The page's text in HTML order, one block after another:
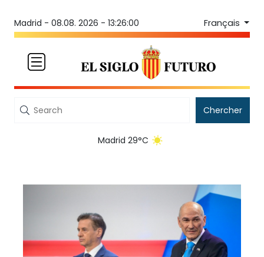
Madrid - 08.08. 2026 - 13:26:00 Français
Chercher
Madrid 29°C